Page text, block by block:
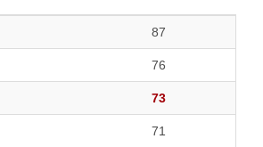
87
76
73
71